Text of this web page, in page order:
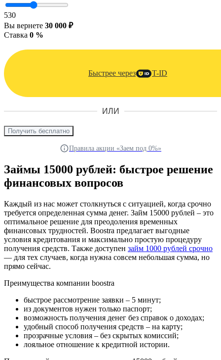
530
Вы вернете 30 000 ₽
Ставка 0 %
Быстрее через T-ID
ИЛИ
Получить бесплатно
Правила акции «Заем под 0%»
Займы 15000 рублей: быстрое решение
финансовых вопросов
Каждый из нас может столкнуться с ситуацией, когда срочно
требуется определенная сумма денег. Займ 15000 рублей – это
оптимальное решение для преодоления временных
финансовых трудностей. Boostra предлагает выгодные
условия кредитования и максимально простую процедуру
получения средств. Также доступен займ 1000 рублей срочно
— для тех случаев, когда нужна совсем небольшая сумма, но
прямо сейчас.
Преимущества компании boostra
быстрое рассмотрение заявки – 5 минут;
из документов нужен только паспорт;
возможность получения денег без справок о доходах;
удобный способ получения средств – на карту;
прозрачные условия – без скрытых комиссий;
лояльное отношение к кредитной истории.